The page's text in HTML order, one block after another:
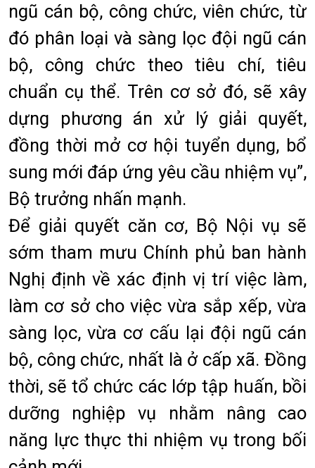
ngũ cán bộ, công chức, viên chức, từ
đó phân loại và sàng lọc đội ngũ cán
bộ, công chức theo tiêu chí, tiêu
chuẩn cụ thể. Trên cơ sở đó, sẽ xây
dựng phương án xử lý giải quyết,
đồng thời mở cơ hội tuyển dụng, bổ
sung mới đáp ứng yêu cầu nhiệm vụ”,
Bộ trưởng nhấn mạnh.
Để giải quyết căn cơ, Bộ Nội vụ sẽ
sớm tham mưu Chính phủ ban hành
Nghị định về xác định vị trí việc làm,
làm cơ sở cho việc vừa sắp xếp, vừa
sàng lọc, vừa cơ cấu lại đội ngũ cán
bộ, công chức, nhất là ở cấp xã. Đồng
thời, sẽ tổ chức các lớp tập huấn, bồi
dưỡng nghiệp vụ nhằm nâng cao
năng lực thực thi nhiệm vụ trong bối